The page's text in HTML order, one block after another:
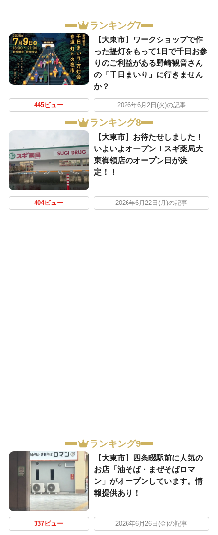
ランキング7
【大東市】ワークショップで作
った提灯をもって1日で千日お参
りのご利益がある野崎観音さん
の「千日まいり」に行きません
か？
445ビュー 2026年6月2日(火)の記事
ランキング8
【大東市】お待たせしました！
いよいよオープン！スギ薬局大
東御領店のオープン日が決
定！！
404ビュー 2026年6月22日(月)の記事
ランキング9
【大東市】四条畷駅前に人気の
お店「油そば・まぜそばロマ
ン」がオープンしています。情
報提供あり！
337ビュー 2026年6月26日(金)の記事